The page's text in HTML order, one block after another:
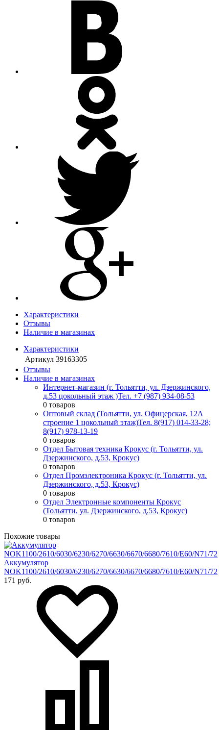
Характеристики
Отзывы
Наличие в магазинах
Характеристики
Артикул 39163305
Отзывы
Наличие в магазинах
Интернет-магазин (г. Тольятти, ул. Дзержинского,
д.53 цокольный этаж )Тел. +7 (987) 934-08-53
0 товаров
Оптовый склад (Тольятти, ул. Офицерская, 12А
строение 1 цокольный этаж)Тел. 8(917) 014-33-28;
8(917) 978-13-19
0 товаров
Отдел Бытовая техника Крокус (г. Тольятти, ул.
Дзержинского, д.53, Крокус)
0 товаров
Отдел Промэлектроника Крокус (г. Тольятти, ул.
Дзержинского, д.53, Крокус)
0 товаров
Отдел Электронные компоненты Крокус
(Тольятти, ул. Дзержинского, д.53, Крокус)
0 товаров
Похожие товары
Аккумулятор
NOK1100/2610/6030/6230/6270/6630/6670/6680/7610/E60/N71/72
171 руб.